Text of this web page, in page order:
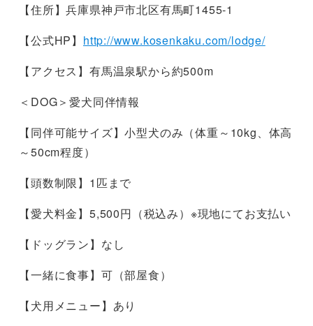
【住所】兵庫県神戸市北区有馬町1455-1
【公式HP】 http://www.kosenkaku.com/lodge/
【アクセス】有馬温泉駅から約500m
＜DOG＞愛犬同伴情報
【同伴可能サイズ】小型犬のみ（体重～10kg、体高
～50cm程度）
【頭数制限】1匹まで
【愛犬料金】5,500円（税込み）※現地にてお支払い
【ドッグラン】なし
【一緒に食事】可（部屋食）
【犬用メニュー】あり